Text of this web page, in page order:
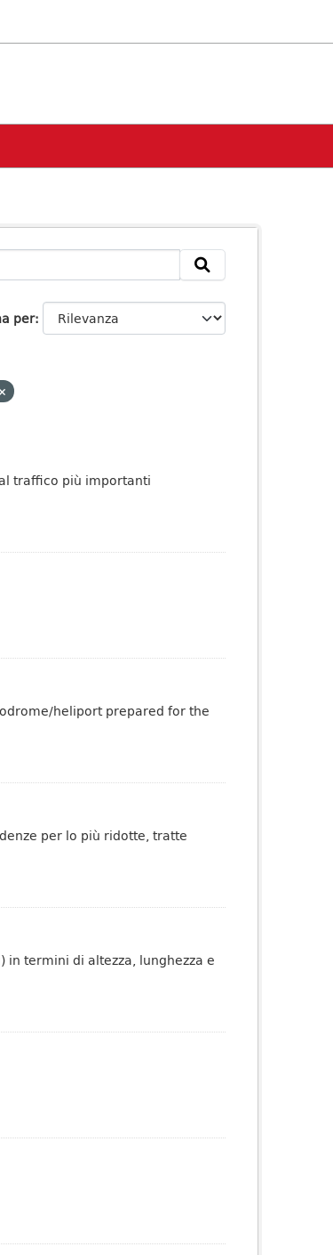
per
traffico più importanti
heliport prepared for the
per lo più ridotte, tratte
termini di altezza, lunghezza e